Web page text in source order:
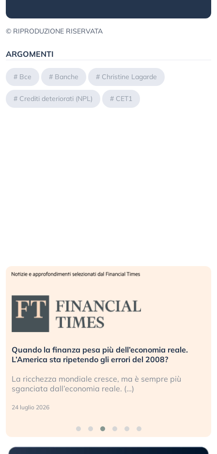
© RIPRODUZIONE RISERVATA
ARGOMENTI
# Bce # Banche # Christine Lagarde
# Crediti deteriorati (NPL) # CET1
Quando la finanza pesa più dell’economia reale.
L’America sta ripetendo gli errori del 2008?
La ricchezza mondiale cresce, ma è sempre più
sganciata dall’economia reale. (…)
24 luglio 2026